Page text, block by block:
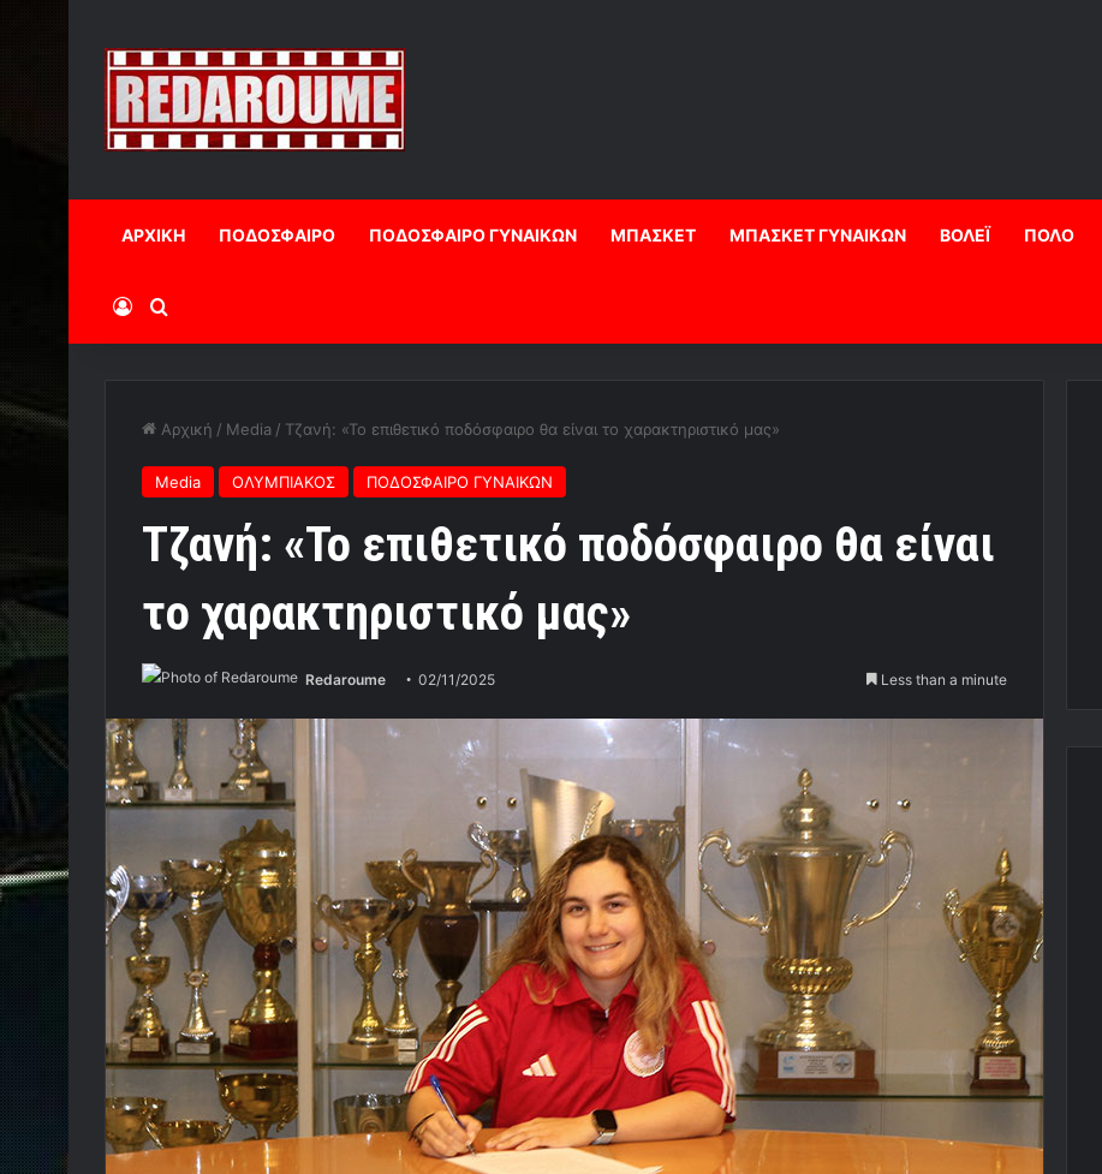
ΑΡΧΙΚΗ ΠΟΔΟΣΦΑΙΡΟ ΠΟΔΟΣΦΑΙΡΟ ΓΥΝΑΙΚΩΝ ΜΠΑΣΚΕΤ ΜΠΑΣΚΕΤ ΓΥΝΑΙΚΩΝ ΒΟΛΕΪ ΠΟΛΟ
Log InΑναζήτηση
Αρχική / Media / Τζανή: «Το επιθετικό ποδόσφαιρο θα είναι το χαρακτηριστικό μας»
Media ΟΛΥΜΠΙΑΚΟΣ ΠΟΔΟΣΦΑΙΡΟ ΓΥΝΑΙΚΩΝ
Τζανή: «Το επιθετικό ποδόσφαιρο θα είναι
το χαρακτηριστικό μας»
Redaroume 02/11/2025 Less than a minute